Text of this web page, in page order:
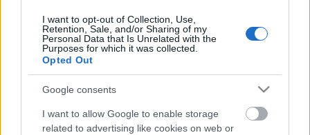
I want to opt-out of Collection, Use,
Retention, Sale, and/or Sharing of my
Personal Data that Is Unrelated with the
Purposes for which it was collected.
Opted Out
Google consents
I want to allow Google to enable storage
related to advertising like cookies on web or